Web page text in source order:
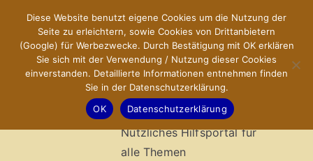
springen
X-Sites.de
–
Hilfsportal
Nützliches Hilfsportal für
alle Themen
Diese Website benutzt eigene Cookies um die Nutzung der
Seite zu erleichtern, sowie Cookies von Drittanbietern
(Google) für Werbezwecke. Durch Bestätigung mit OK erklären
Sie sich mit der Verwendung / Nutzung dieser Cookies
einverstanden. Detaillierte Informationen entnehmen finden
Sie in der Datenschutzerklärung.
OK
Datenschutzerklärung